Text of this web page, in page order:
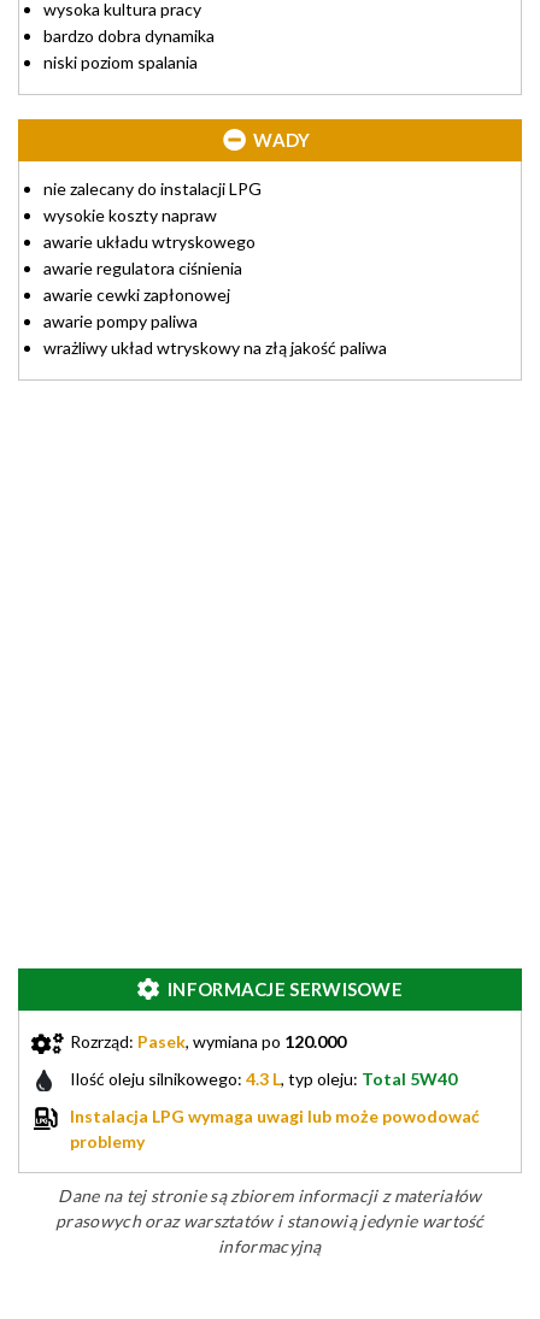
wysoka kultura pracy
bardzo dobra dynamika
niski poziom spalania
WADY
nie zalecany do instalacji LPG
wysokie koszty napraw
awarie układu wtryskowego
awarie regulatora ciśnienia
awarie cewki zapłonowej
awarie pompy paliwa
wrażliwy układ wtryskowy na złą jakość paliwa
INFORMACJE SERWISOWE
Rozrząd: Pasek, wymiana po 120.000
Ilość oleju silnikowego: 4.3 L, typ oleju: Total 5W40
Instalacja LPG wymaga uwagi lub może powodować
problemy
Dane na tej stronie są zbiorem informacji z materiałów
prasowych oraz warsztatów i stanowią jedynie wartość
informacyjną